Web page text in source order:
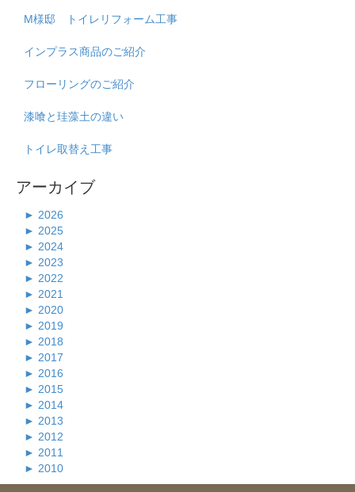
M様邸 トイレリフォーム工事
インプラス商品のご紹介
フローリングのご紹介
漆喰と珪藻土の違い
トイレ取替え工事
アーカイブ
► 2026
► 2025
► 2024
► 2023
► 2022
► 2021
► 2020
► 2019
► 2018
► 2017
► 2016
► 2015
► 2014
► 2013
► 2012
► 2011
► 2010